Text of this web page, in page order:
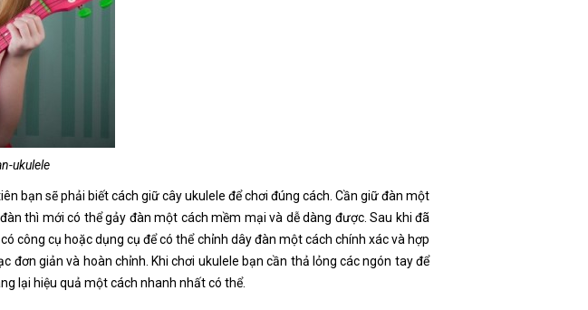
ukulele
bạn sẽ phải biết cách giữ cây ukulele để chơi đúng cách. Cần giữ đàn một
thì mới có thể gảy đàn một cách mềm mại và dễ dàng được. Sau khi đã
công cụ hoặc dụng cụ để có thể chỉnh dây đàn một cách chính xác và hợp
đơn giản và hoàn chỉnh. Khi chơi ukulele bạn cần thả lỏng các ngón tay để
lại hiệu quả một cách nhanh nhất có thể.